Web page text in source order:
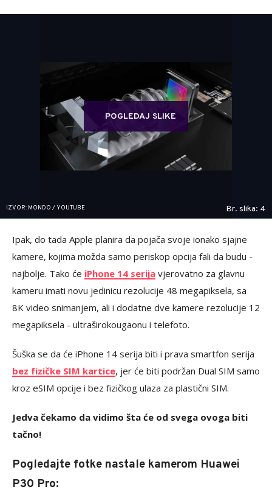
POGLEDAJ SLIKE
IZVOR: MONDO / YOUTUBE Br. slika: 4
Ipak, do tada Apple planira da pojača svoje ionako sjajne
kamere, kojima možda samo periskop opcija fali da budu -
najbolje. Tako će iPhone 14 serija vjerovatno za glavnu
kameru imati novu jedinicu rezolucije 48 megapiksela, sa
8K video snimanjem, ali i dodatne dve kamere rezolucije 12
megapiksela - ultraširokougaonu i telefoto.
Šuška se da će iPhone 14 serija biti i prava smartfon serija
bez fizičke SIM kartice, jer će biti podržan Dual SIM samo
kroz eSIM opcije i bez fizičkog ulaza za plastični SIM.
Jedva čekamo da vidimo šta će od svega ovoga biti
tačno!
Pogledajte fotke nastale kamerom Huawei
P30 Pro: